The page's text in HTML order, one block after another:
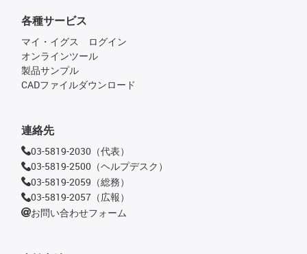
各種サービス
マイ・イグス ログイン
オンラインツール
製品サンプル
CADファイルダウンロード
連絡先
03-5819-2030（代表）
03-5819-2500（ヘルプデスク）
03-5819-2059（総務）
03-5819-2057（広報）
お問い合わせフォーム